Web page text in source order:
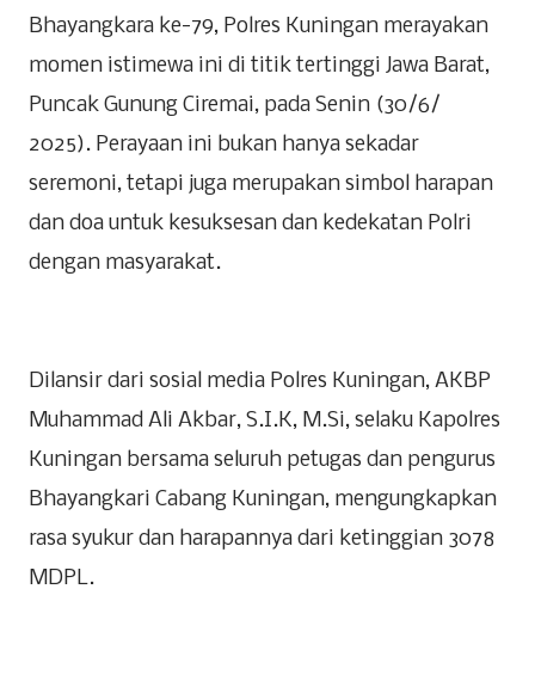
Bhayangkara ke-79, Polres Kuningan merayakan
momen istimewa ini di titik tertinggi Jawa Barat,
Puncak Gunung Ciremai, pada Senin (30/6/
2025). Perayaan ini bukan hanya sekadar
seremoni, tetapi juga merupakan simbol harapan
dan doa untuk kesuksesan dan kedekatan Polri
dengan masyarakat.
Dilansir dari sosial media Polres Kuningan, AKBP
Muhammad Ali Akbar, S.I.K, M.Si, selaku Kapolres
Kuningan bersama seluruh petugas dan pengurus
Bhayangkari Cabang Kuningan, mengungkapkan
rasa syukur dan harapannya dari ketinggian 3078
MDPL.